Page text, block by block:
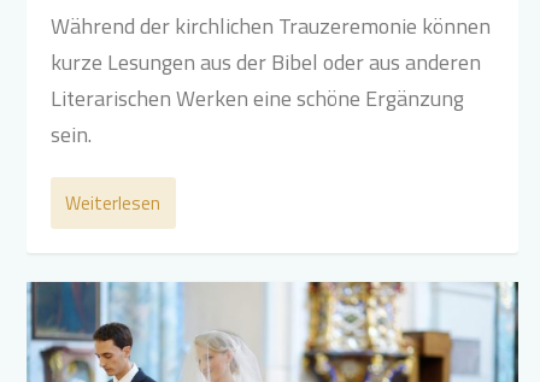
Während der kirchlichen Trauzeremonie können
kurze Lesungen aus der Bibel oder aus anderen
Literarischen Werken eine schöne Ergänzung
sein.
Weiterlesen